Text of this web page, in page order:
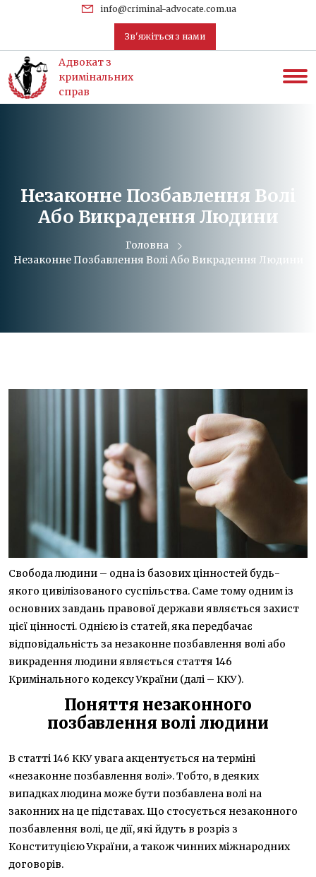
info@criminal-advocate.com.ua
Зв'яжіться з нами
Адвокат з
кримінальних
справ
Незаконне Позбавлення Волі
Або Викрадення Людини
Головна
Незаконне Позбавлення Волі Або Викрадення Людини
Свобода людини – одна із базових цінностей будь-
якого цивілізованого суспільства. Саме тому одним із
основних завдань правової держави являється захист
цієї цінності. Однією із статей, яка передбачає
відповідальність за незаконне позбавлення волі або
викрадення людини являється стаття 146
Кримінального кодексу України (далі – ККУ).
Поняття незаконного
позбавлення волі людини
В статті 146 ККУ увага акцентується на терміні
«незаконне позбавлення волі». Тобто, в деяких
випадках людина може бути позбавлена волі на
законних на це підставах. Що стосується незаконного
позбавлення волі, це дії, які йдуть в розріз з
Конституцією України, а також чинних міжнародних
договорів.